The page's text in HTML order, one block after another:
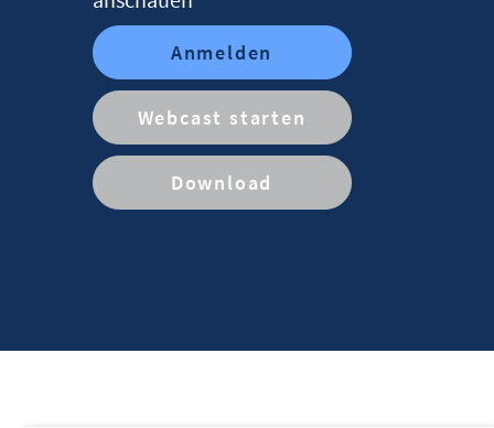
Anmelden
Webcast starten
Download